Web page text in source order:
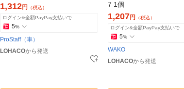
1,312円
（税込）
ログイン&全額PayPay支払いで
5%
ProStaff（車）
LOHACOから発送
7 1個
1,207円
（税込）
ログイン&全額PayPay支払いで
5%
WAKO
LOHACOから発送